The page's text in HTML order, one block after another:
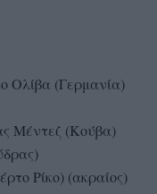
Ολίβα (Γερμανία)
Μέντεζ (Κούβα)
Ρίκο) (ακραίος)